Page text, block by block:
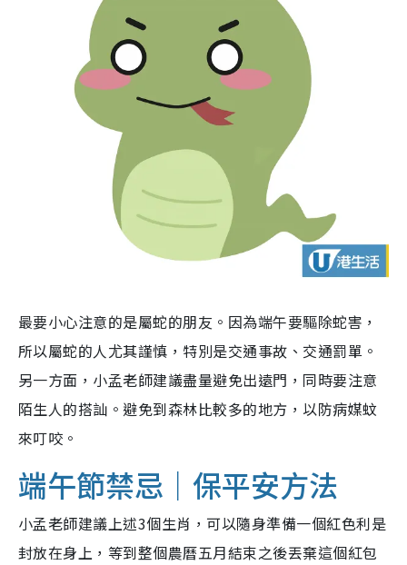
最要小心注意的是屬蛇的朋友。因為端午要驅除蛇害，
所以屬蛇的人尤其謹慎，特別是交通事故、交通罰單。
另一方面，小孟老師建議盡量避免出遠門，同時要注意
陌生人的搭訕。避免到森林比較多的地方，以防病媒蚊
來叮咬。
端午節禁忌｜保平安方法
小孟老師建議上述3個生肖，可以隨身準備一個紅色利是
封放在身上，等到整個農曆五月結束之後丟棄這個紅包